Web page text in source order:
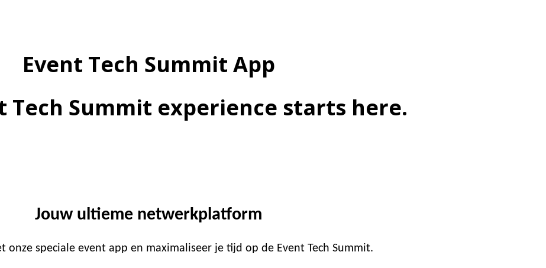
Event Tech Summit App
Tech Summit experience starts here.
Jouw ultieme netwerkplatform
onze speciale event app en maximaliseer je tijd op de Event Tech Summit.